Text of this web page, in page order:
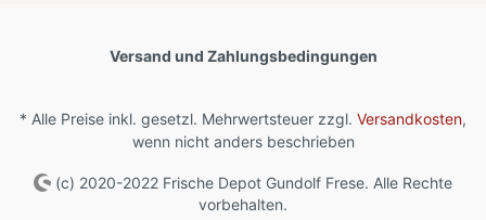
Versand und Zahlungsbedingungen
* Alle Preise inkl. gesetzl. Mehrwertsteuer zzgl. Versandkosten,
wenn nicht anders beschrieben
(c) 2020-2022 Frische Depot Gundolf Frese. Alle Rechte
vorbehalten.